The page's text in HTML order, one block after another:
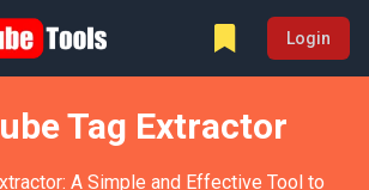
Login
Tag Extractor
A Simple and Effective Tool to